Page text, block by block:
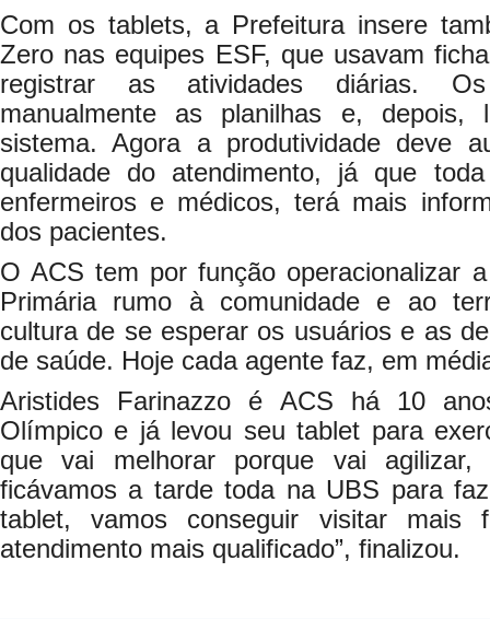
Com os tablets, a Prefeitura insere
Zero nas equipes ESF, que usavam
registrar as atividades diárias. Os
manualmente as planilhas e, depois,
sistema. Agora a produtividade deve
qualidade do atendimento, já que
enfermeiros e médicos, terá mais
dos pacientes.
O ACS tem por função operacionalizar
Primária rumo à comunidade e ao
cultura de se esperar os usuários e as
de saúde. Hoje cada agente faz, em
Aristides Farinazzo é ACS há 10
Olímpico e já levou seu tablet para
que vai melhorar porque vai
ficávamos a tarde toda na UBS para
tablet, vamos conseguir visitar mais
atendimento mais qualificado”, finalizou.